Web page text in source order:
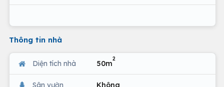
Thông tin nhà
Diện tích nhà 50m
2
Sân vườn Không